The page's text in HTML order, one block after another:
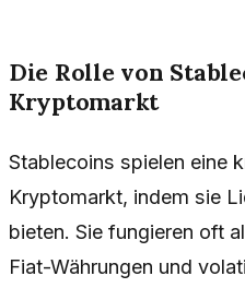
Die Rolle von
Kryptomarkt
Stablecoins spielen eine
Kryptomarkt, indem sie
bieten. Sie fungieren oft
Fiat-Währungen und